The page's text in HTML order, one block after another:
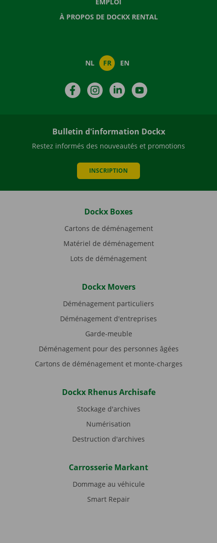
À PROPOS DE DOCKX RENTAL
NL FR EN
FacebookInstagramLinkedIn
Bulletin d'information Dockx
Restez informés des nouveautés et promotions
INSCRIPTION
Dockx Boxes
Cartons de déménagement
Matériel de déménagement
Lots de déménagement
Dockx Movers
Déménagement particuliers
Déménagement d'entreprises
Garde-meuble
Déménagement pour des personnes âgées
Cartons de déménagement et monte-charges
Dockx Rhenus Archisafe
Stockage d'archives
Numérisation
Destruction d'archives
Carrosserie Markant
Dommage au véhicule
Smart Repair